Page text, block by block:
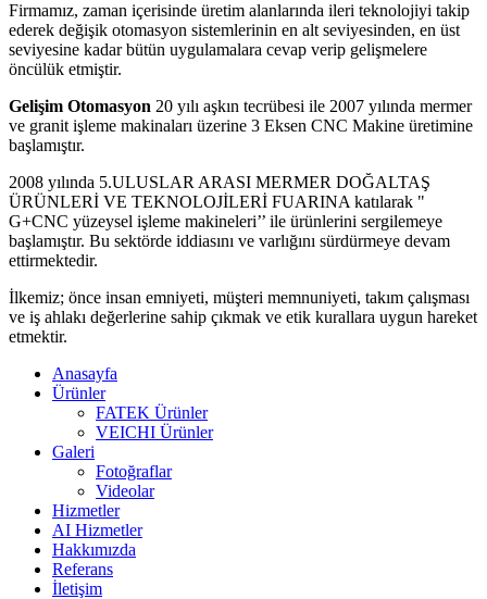
Firmamız, zaman içerisinde üretim alanlarında ileri teknolojiyi takip
ederek değişik otomasyon sistemlerinin en alt seviyesinden, en üst
seviyesine kadar bütün uygulamalara cevap verip gelişmelere
öncülük etmiştir.
Gelişim Otomasyon 20 yılı aşkın tecrübesi ile 2007 yılında mermer
ve granit işleme makinaları üzerine 3 Eksen CNC Makine üretimine
başlamıştır.
2008 yılında 5.ULUSLAR ARASI MERMER DOĞALTAŞ
ÜRÜNLERİ VE TEKNOLOJİLERİ FUARINA katılarak "
G+CNC yüzeysel işleme makineleri’’ ile ürünlerini sergilemeye
başlamıştır. Bu sektörde iddiasını ve varlığını sürdürmeye devam
ettirmektedir.
İlkemiz; önce insan emniyeti, müşteri memnuniyeti, takım çalışması
ve iş ahlakı değerlerine sahip çıkmak ve etik kurallara uygun hareket
etmektir.
Anasayfa
Ürünler
FATEK Ürünler
VEICHI Ürünler
Galeri
Fotoğraflar
Videolar
Hizmetler
AI Hizmetler
Hakkımızda
Referans
İletişim